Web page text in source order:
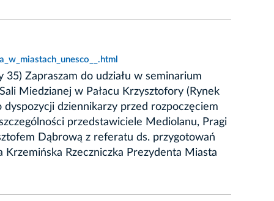
Zapraszam do udziału w seminarium
Miedzianej w Pałacu Krzysztofory (Rynek
dziennikarzy przed rozpoczęciem
przedstawiciele Mediolanu, Pragi
Dąbrową z referatu ds. przygotowań
Rzeczniczka Prezydenta Miasta